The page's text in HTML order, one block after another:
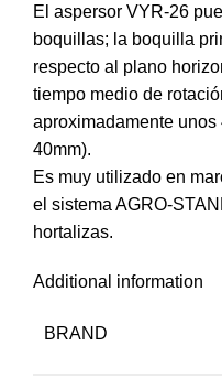
El aspersor VYR-26
boquillas; la boquilla
respecto al plano
tiempo medio de
aproximadamente unos
40mm).
Es muy utilizado en
el sistema AGRO-
hortalizas.
Additional information
BRAND